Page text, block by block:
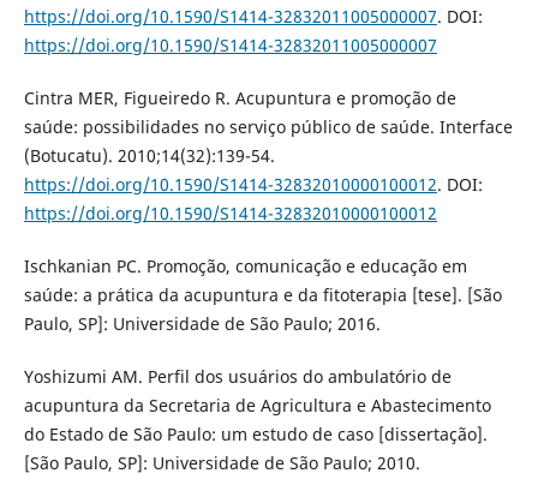
https://doi.org/10.1590/S1414-32832011005000007. DOI:
https://doi.org/10.1590/S1414-32832011005000007
Cintra MER, Figueiredo R. Acupuntura e promoção de
saúde: possibilidades no serviço público de saúde. Interface
(Botucatu). 2010;14(32):139-54.
https://doi.org/10.1590/S1414-32832010000100012. DOI:
https://doi.org/10.1590/S1414-32832010000100012
Ischkanian PC. Promoção, comunicação e educação em
saúde: a prática da acupuntura e da fitoterapia [tese]. [São
Paulo, SP]: Universidade de São Paulo; 2016.
Yoshizumi AM. Perfil dos usuários do ambulatório de
acupuntura da Secretaria de Agricultura e Abastecimento
do Estado de São Paulo: um estudo de caso [dissertação].
[São Paulo, SP]: Universidade de São Paulo; 2010.